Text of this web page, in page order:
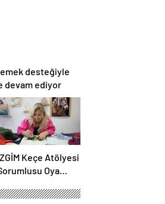
desteğiyle
devam ediyor
Keçe Atölyesi
Oya